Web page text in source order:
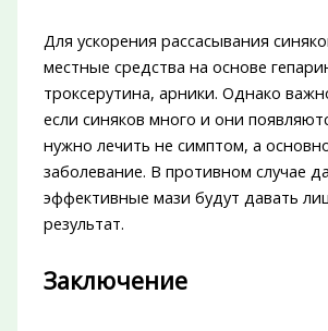
Для ускорения рассасывания
местные средства на основе
троксерутина, арники. Однако
если синяков много и они
нужно лечить не симптом, а
заболевание. В противном случае
эффективные мази будут давать
результат.
Заключение